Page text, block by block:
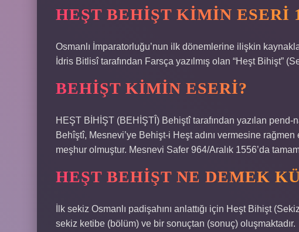
HEŞT BEHIŞT KIMIN ESERI
Osmanlı İmparatorluğu’nun ilk dönemlerine ilişkin
İdris Bitlisî tarafından Farsça yazılmış olan “Heşt Bihişt”
BEHIŞT KIMIN ESERI?
HEŞT BİHİŞT (BEHİŞTÎ) Behiştî tarafından yazılan
Behîştî, Mesnevi’ye Behişt-i Heşt adını vermesine
meşhur olmuştur. Mesnevi Safer 964/Aralık 1556’da
HEŞT BEHIŞT NE DEMEK
İlk sekiz Osmanlı padişahını anlattığı için Heşt Bihişt
sekiz ketibe (bölüm) ve bir sonuçtan (sonuç) oluşmaktadır.